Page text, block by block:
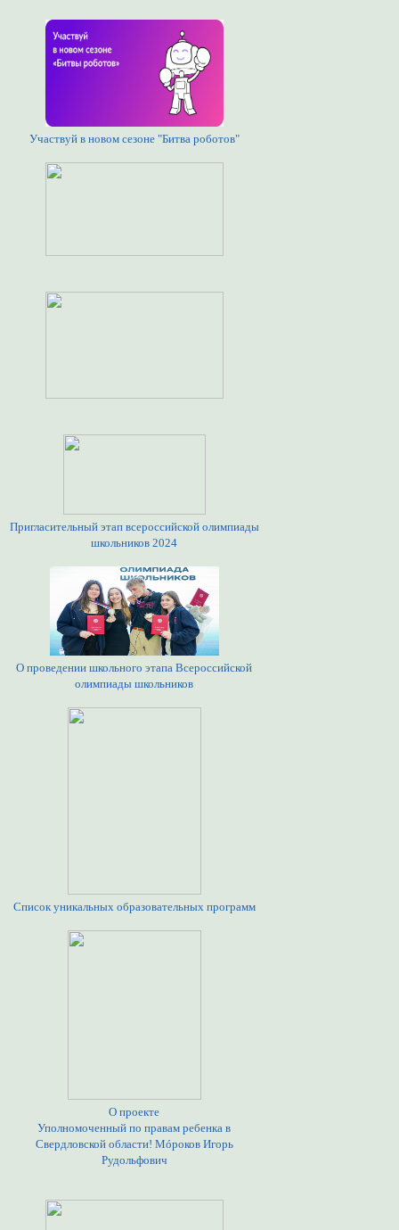
Участвуй в новом сезоне "Битва роботов"
Пригласительный этап всероссийской олимпиады
школьников 2024
О проведении школьного этапа Всероссийской
олимпиады школьников
Список уникальных образовательных программ
О проекте
Уполномоченный по правам ребенка в
Свердловской области! Мóроков Игорь
Рудольфович